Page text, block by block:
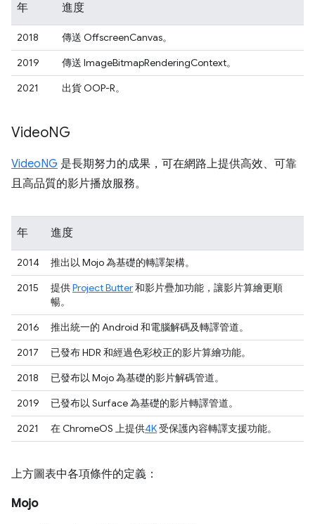
年 進度
2018
傳送 OffscreenCanvas。
2019
傳送 ImageBitmapRenderingContext。
2021
出貨 OOP-R。
VideoNG
VideoNG 是長期努力的成果，可在網路上提供高效、可靠
且高品質的影片播放服務。
年 進度
2014
推出以 Mojo 為基礎的轉譯架構。
2015
提供Project Butter和影片疊加功能，讓影片算繪更順
暢。
2016
推出統一的 Android 和電腦解碼及轉譯管道。
2017
已發布 HDR 和經過色彩校正的影片算繪功能。
2018
已發布以 Mojo 為基礎的影片解碼管道。
2019
已發布以 Surface 為基礎的影片轉譯管道。
2021
在 ChromeOS 上提供4K受保護內容轉譯支援功能。
上方圖表中各項條件的定義：
Mojo